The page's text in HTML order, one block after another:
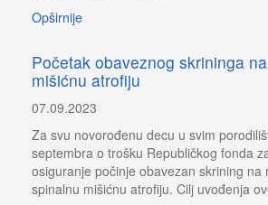
Opširnije
Početak obaveznog skrininga
mišićnu atrofiju
07.09.2023
Za svu novorođenu decu u svim
septembra o trošku Republičkog fonda
osiguranje počinje obavezan skrining na
spinalnu mišićnu atrofiju. Cilj uvođenja